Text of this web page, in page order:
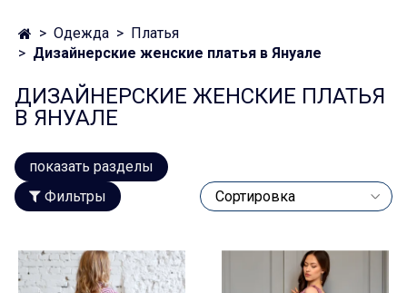
Одежда
Платья
Дизайнерские женские платья в Януале
ДИЗАЙНЕРСКИЕ ЖЕНСКИЕ ПЛАТЬЯ
В ЯНУАЛЕ
показать разделы
Фильтры